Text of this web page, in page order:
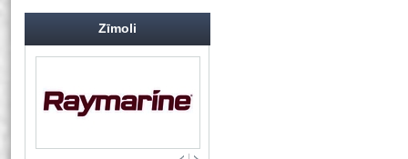
Zīmoli